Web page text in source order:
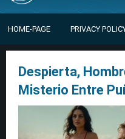
HOME-PAGE PRIVACY
Despierta,
Misterio Entre